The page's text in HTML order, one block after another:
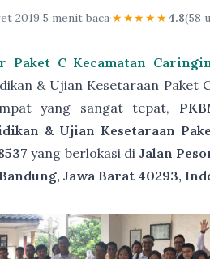
2019·5 menit baca·★★★★★4.8(58
Paket C Kecamatan
& Ujian Kesetaraan Paket
yang sangat tepat,
& Ujian Kesetaraan
yang berlokasi di Jalan
Jawa Barat 40293,